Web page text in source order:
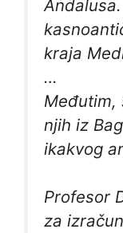
kraja
…
Međutim,
njih iz
ikakvog
Profesor
za